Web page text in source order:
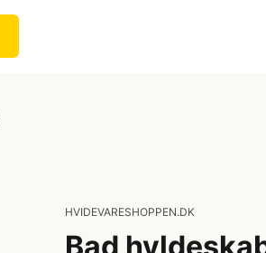
HVIDEVARESHOPPEN.DK